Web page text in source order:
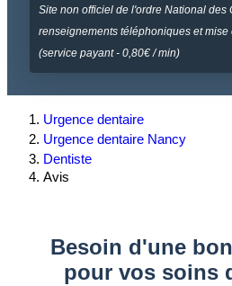
Site non officiel de l'ordre National
renseignements téléphoniques et
(service payant - 0,80€ / min)
Urgence dentaire
Urgence dentaire Nancy
Dentiste
Avis
Besoin d'une
pour vos soins